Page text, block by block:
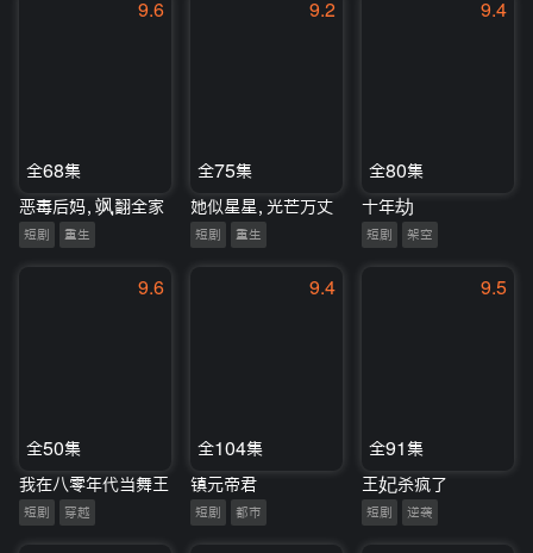
9.6
全68集
恶毒后妈，飒翻全家
短剧 重生
9.2
全75集
她似星星，光芒万丈
短剧 重生
9.4
全80集
十年劫
短剧 架空
9.6
全50集
我在八零年代当舞王
短剧 穿越
9.4
全104集
镇元帝君
短剧 都市
9.5
全91集
王妃杀疯了
短剧 逆袭